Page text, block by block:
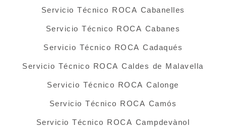
Servicio Técnico ROCA Cabanelles
Servicio Técnico ROCA Cabanes
Servicio Técnico ROCA Cadaqués
Servicio Técnico ROCA Caldes de Malavella
Servicio Técnico ROCA Calonge
Servicio Técnico ROCA Camós
Servicio Técnico ROCA Campdevànol